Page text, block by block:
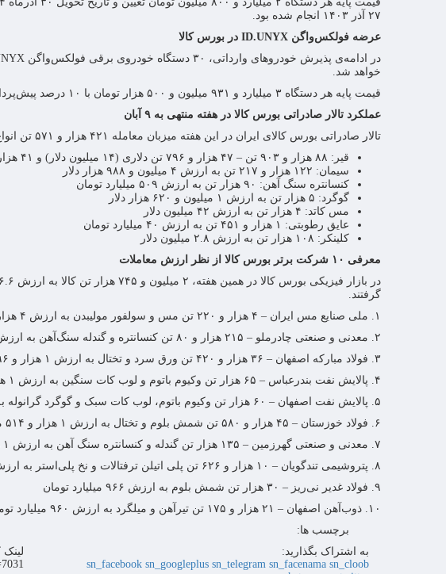
۲۷ آذر ۱۴۰۳ انجام شده بود.
عرضه فولکس‌واگن ID.UNYX در بورس کالا
خواهد شد.
قیمت پایه هر دستگاه ۳ میلیارد و ۹۳۱ میلیون و ۵۰۰ هزار تومان با ۱۰ درصد پیش‌پرداخت و موعد تحویل ۱۳ دی ماه ۱۴۰۴ معین گردیده است.
عملکرد تالار صادراتی بورس کالا در هفته منتهی به ۹ آبان
تالار صادراتی بورس کالای ایران در این هفته میزبان معامله ۴۲۱ هزار و ۵۷۱ تن انواع محصولات به شرح بود.
قیر: ۸۸ هزار و ۹۰۳ تن – ۴۷ هزار و ۷۹۶ تن دلاری (۱۴ میلیون دلار) و ۴۱ هزار و ۱۰۷ تن ریالی (۱.۳ همت)
سیمان: ۱۲۲ هزار و ۲۱۷ تن به ارزش ۴ میلیون و ۹۸۸ هزار دلار
کنسانتره سنگ آهن: ۹۰ هزار تن به ارزش ۵۰۹ میلیارد تومان
گوگرد: ۵ هزار تن به ارزش ۱ میلیون و ۶۲۰ هزار دلار
مس کاتد: ۴ هزار تن به ارزش ۴۲ میلیون دلار
عایق رطوبتی: ۱ هزار و ۴۵۱ تن به ارزش ۴۰ میلیارد تومان
کلینکر: ۱۰۸ هزار تن به ارزش ۲.۸ میلیون دلار
معرفی ۱۰ شرکت برتر بورس کالا از نظر ارزش معاملات
گرفتند.
۱. ملی صنایع مس ایران – ۴ هزار و ۲۲۰ تن مس و سولفور مولیبدن به ارزش ۴ هزار و ۶۲۴ میلیارد تومان
۲. معدنی و صنعتی چادرملو – ۲۱۵ هزار و ۸۰ تن کنسانتره و گندله سنگ‌آهن به ارزش ۱ هزار و ۹۳۸ میلیارد تومان
۳. فولاد مبارکه اصفهان – ۳۶ هزار و ۴۲۰ تن ورق سرد و تختال به ارزش ۱ هزار و ۶۹۶ میلیارد تومان
۴. پالایش نفت بندرعباس – ۶۵ هزار تن وکیوم باتوم و لوب کات سنگین به ارزش ۱ هزار و ۶۳۹ میلیارد تومان
۵. پالایش نفت اصفهان – ۶۰ هزار تن وکیوم باتوم، لوب کات سبک و گوگرد گرانوله به ارزش ۱ هزار و ۵۲۷ میلیارد تومان
۶. فولاد خوزستان – ۴۵ هزار و ۵۸۰ تن شمش بلوم و تختال به ارزش ۱ هزار و ۵۱۴ میلیارد تومان
۷. معدنی و صنعتی گهرزمین – ۱۳۵ هزار تن گندله و کنسانتره سنگ آهن به ارزش ۱ هزار و ۸ میلیارد تومان
۸. پتروشیمی تندگویان – ۱۰ هزار و ۶۲۶ تن پلی اتیلن ترفتالات و نخ پلی‌استر به ارزش ۹۷۵ میلیارد تومان
۹. فولاد غدیر نی‌ریز – ۳۰ هزار تن شمش بلوم به ارزش ۹۶۶ میلیارد تومان
۱۰. ذوب‌آهن اصفهان – ۲۱ هزار و ۱۷۵ تن تیرآهن و میلگرد به ارزش ۹۶۰ میلیارد تومان
برچسب ها:
به اشتراک بگذارید:
sn_facebook sn_googleplus sn_telegram sn_facenama sn_cloob
لینک